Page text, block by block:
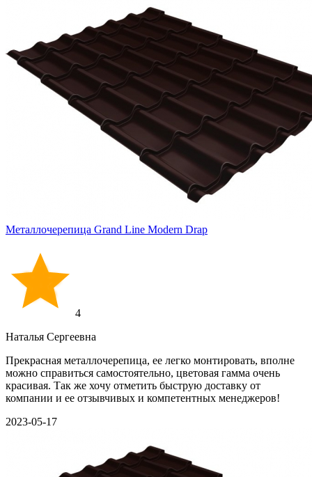
Металлочерепица Grand Line Modern Drap
4
Наталья Сергеевна
Прекрасная металлочерепица, ее легко монтировать, вполне
можно справиться самостоятельно, цветовая гамма очень
красивая. Так же хочу отметить быструю доставку от
компании и ее отзывчивых и компетентных менеджеров!
2023-05-17